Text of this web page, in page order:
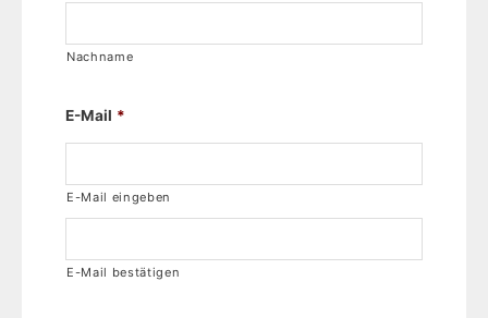
Nachname
E-Mail *
E-Mail eingeben
E-Mail bestätigen